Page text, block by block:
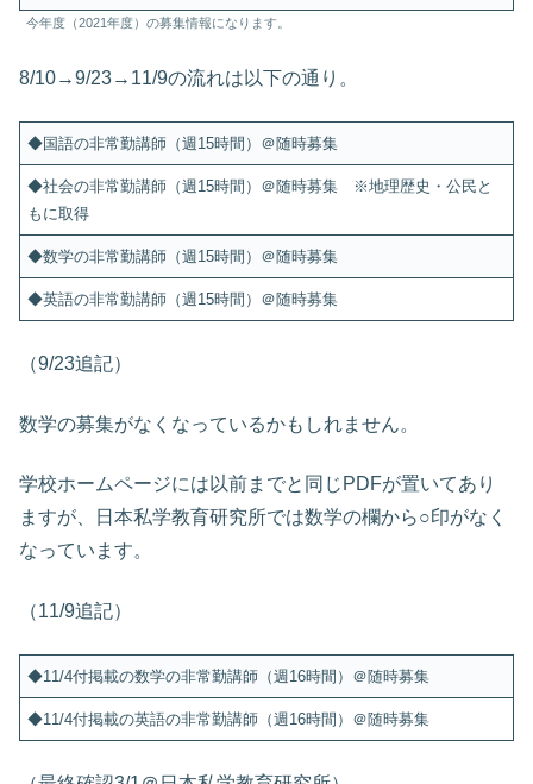
今年度（2021年度）の募集情報になります。
8/10→9/23→11/9の流れは以下の通り。
◆国語の非常勤講師（週15時間）＠随時募集
◆社会の非常勤講師（週15時間）＠随時募集 ※地理歴史・公民と
もに取得
◆数学の非常勤講師（週15時間）＠随時募集
◆英語の非常勤講師（週15時間）＠随時募集
（9/23追記）
数学の募集がなくなっているかもしれません。
学校ホームページには以前までと同じPDFが置いてあり
ますが、日本私学教育研究所では数学の欄から○印がなく
なっています。
（11/9追記）
◆11/4付掲載の数学の非常勤講師（週16時間）＠随時募集
◆11/4付掲載の英語の非常勤講師（週16時間）＠随時募集